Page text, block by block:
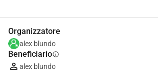
Organizzatore
alex blundo
Beneficiarioinfo
alex blundo